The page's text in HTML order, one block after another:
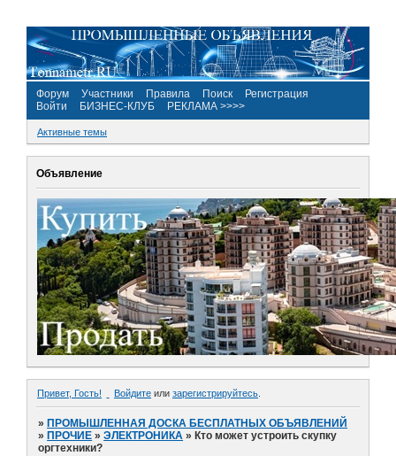
Форум Участники Правила Поиск
Регистрация
Войти
БИЗНЕС-КЛУБ РЕКЛАМА >>>>
Активные темы
Объявление
Привет, Гость! Войдите или зарегистрируйтесь
»ПРОМЫШЛЕННАЯ ДОСКА БЕСПЛАТНЫХ ОБЪЯВЛЕНИЙ
»ПРОЧИЕ »ЭЛЕКТРОНИКА »Кто может устроить скупку
оргтехники?